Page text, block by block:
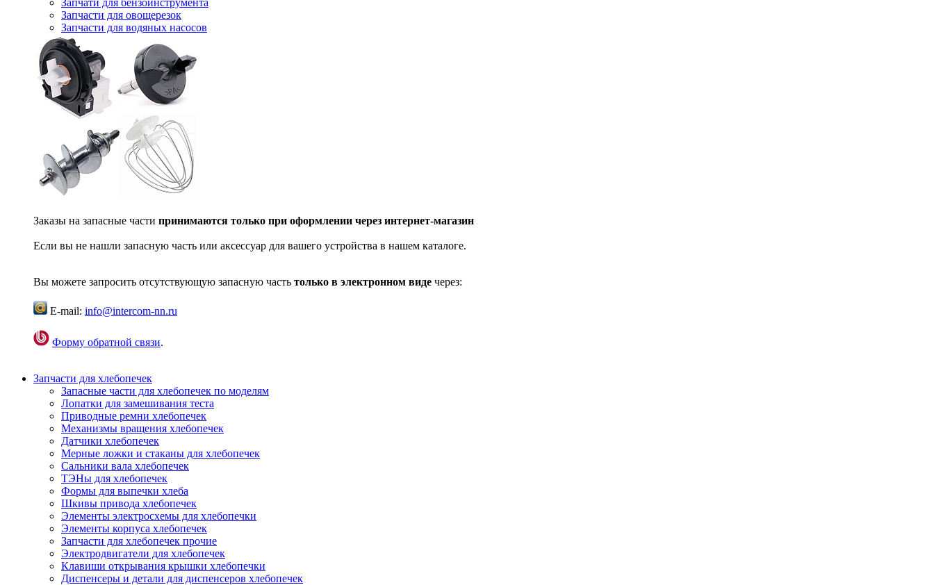
Запчати для бензоинструмента
Запчасти для овощерезок
Запчасти для водяных насосов
Заказы на запасные части принимаются только при оформлении через интернет-магазин
Если вы не нашли запасную часть или аксессуар для вашего устройства в нашем каталоге.
Вы можете запросить отсутствующую запасную часть только в электронном виде через:
E-mail: info@intercom-nn.ru
Форму обратной связи.
Запчасти для хлебопечек
Запасные части для хлебопечек по моделям
Лопатки для замешивания теста
Приводные ремни хлебопечек
Механизмы вращения хлебопечек
Датчики хлебопечек
Мерные ложки и стаканы для хлебопечек
Сальники вала хлебопечек
ТЭНы для хлебопечек
Формы для выпечки хлеба
Шкивы привода хлебопечек
Элементы электросхемы для хлебопечки
Элементы корпуса хлебопечек
Запчасти для хлебопечек прочие
Электродвигатели для хлебопечек
Клавиши открывания крышки хлебопечки
Диспенсеры и детали для диспенсеров хлебопечек